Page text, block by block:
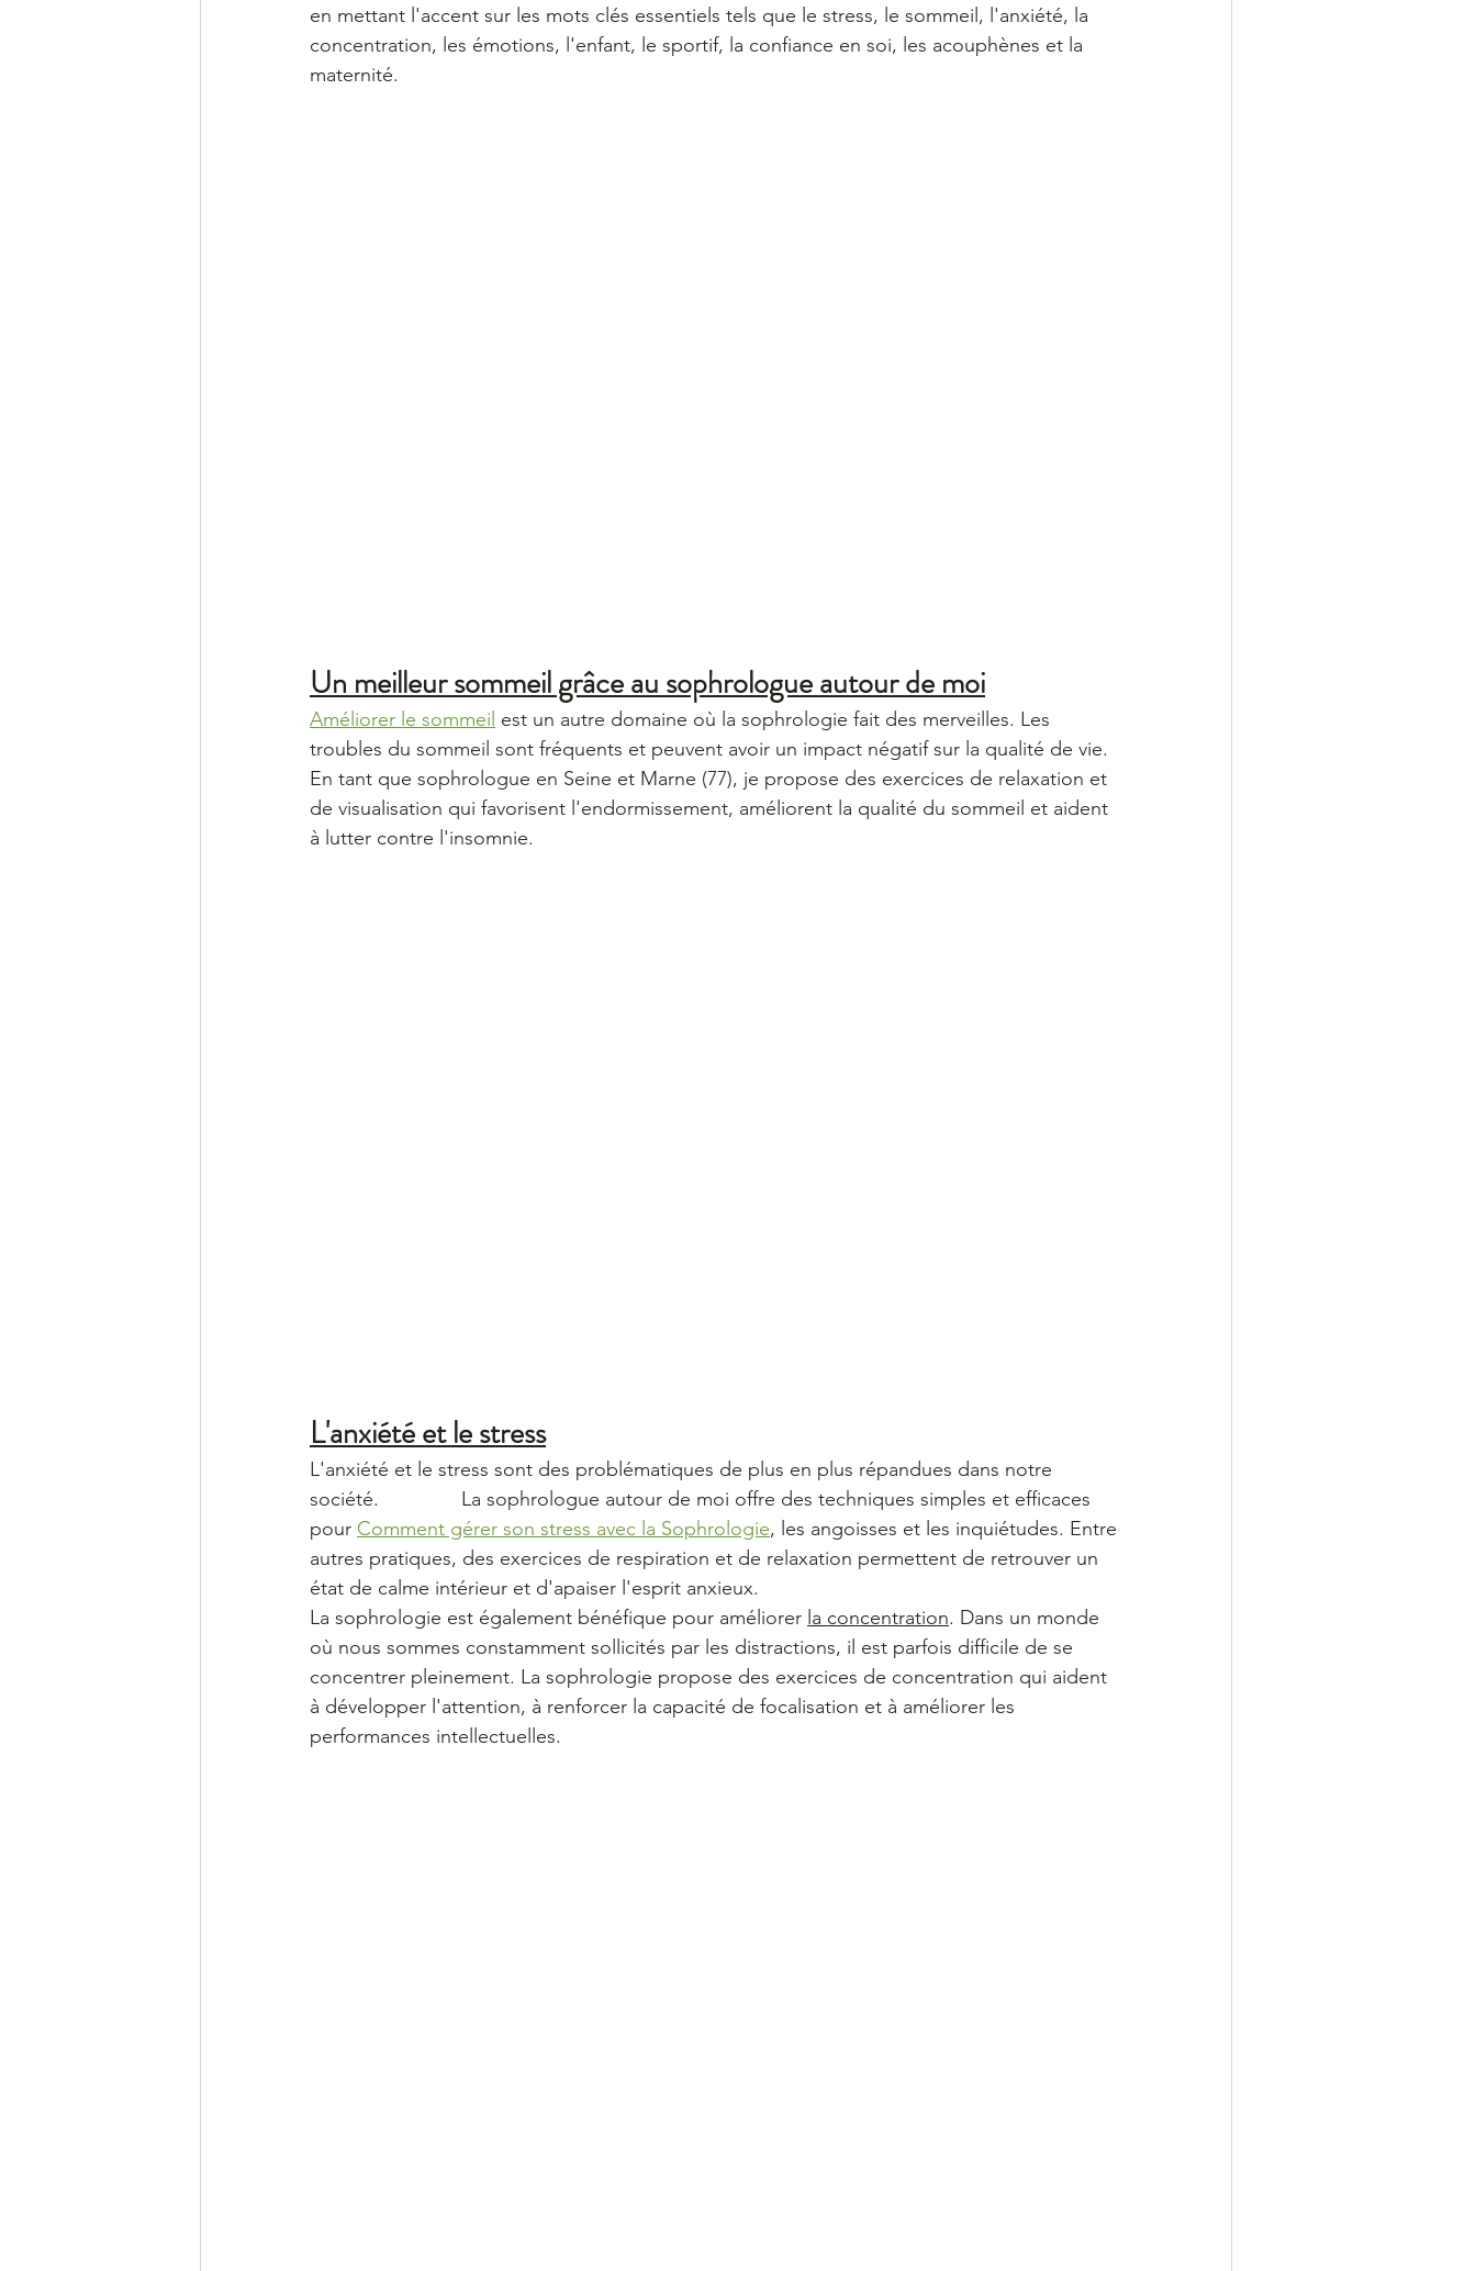
en mettant l'accent sur les mots clés essentiels tels que le stress, le sommeil, l'anxiété, la
concentration, les émotions, l'enfant, le sportif, la confiance en soi, les acouphènes et la
maternité.
Un meilleur sommeil grâce au sophrologue autour de moi
Améliorer le sommeil est un autre domaine où la sophrologie fait des merveilles. Les
troubles du sommeil sont fréquents et peuvent avoir un impact négatif sur la qualité de vie.
En tant que sophrologue en Seine et Marne (77), je propose des exercices de relaxation et
de visualisation qui favorisent l'endormissement, améliorent la qualité du sommeil et aident
à lutter contre l'insomnie.
L'anxiété et le stress
L'anxiété et le stress sont des problématiques de plus en plus répandues dans notre
société.               La sophrologue autour de moi offre des techniques simples et efficaces
pour Comment gérer son stress avec la Sophrologie, les angoisses et les inquiétudes. Entre
autres pratiques, des exercices de respiration et de relaxation permettent de retrouver un
état de calme intérieur et d'apaiser l'esprit anxieux.
La sophrologie est également bénéfique pour améliorer la concentration. Dans un monde
où nous sommes constamment sollicités par les distractions, il est parfois difficile de se
concentrer pleinement. La sophrologie propose des exercices de concentration qui aident
à développer l'attention, à renforcer la capacité de focalisation et à améliorer les
performances intellectuelles.